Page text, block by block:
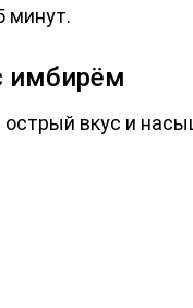
минут.
имбирём
вкус и